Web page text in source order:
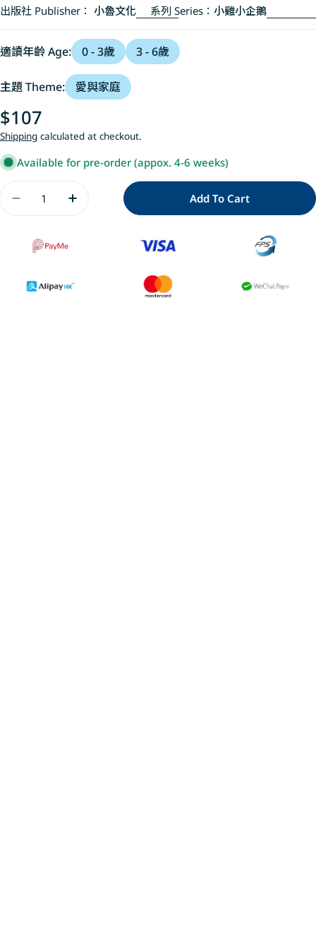
出版社 Publisher： 小魯文化 系列 Series： 小雞小企鵝
適讀年齡 Age: 0 - 3歲 3 - 6歲
主題 Theme: 愛與家庭
Regular
price
$107
Shipping calculated at checkout.
Available for pre-order (appox. 4-6 weeks)
Decrease Quantity For 小雞逛遊樂園【20週年特別
Increase Quantity For 小雞逛遊樂園【20
Add To Cart